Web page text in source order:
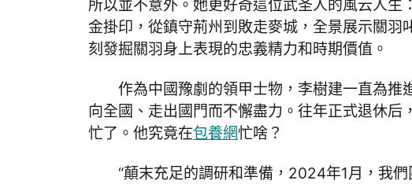
所以並不意外。她更好奇這位武圣人的風云人生
金掛印，從鎮守荊州到敗走麥城，全景展示關羽
刻發掘關羽身上表現的忠義精力和時期價值。
作為中國豫劇的領甲士物，李樹建一直為推
向全國、走出國門而不懈盡力。往年正式退休后
忙了。他究竟在包養網忙啥？
“顛末充足的調研和準備，2024年1月，我